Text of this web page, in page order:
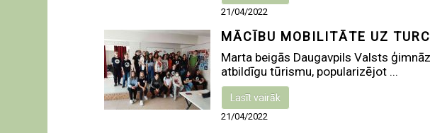
21/04/2022
MĀCĪBU MOBILITĀTE UZ
Marta beigās Daugavpils Valsts
atbildīgu tūrismu, popularizējot ...
Lasīt vairāk
21/04/2022